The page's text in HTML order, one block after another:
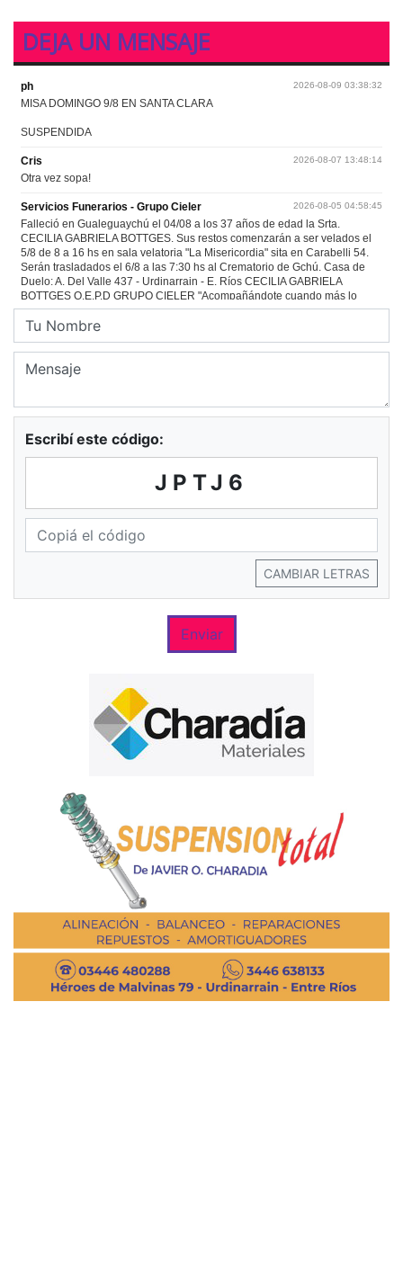
DEJA UN MENSAJE
Escribí este código:
JPTJ6
CAMBIAR LETRAS